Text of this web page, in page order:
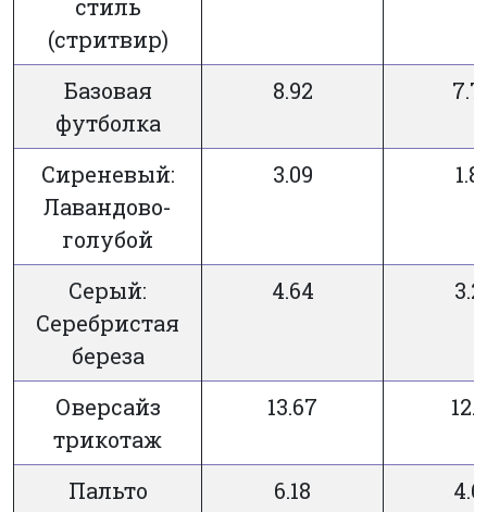
стиль
(стритвир)
Базовая
футболка
8.92
Сиреневый:
Лавандово-
голубой
3.09
Серый:
Серебристая
береза
4.64
Оверсайз
трикотаж
13.67
Пальто 6.18